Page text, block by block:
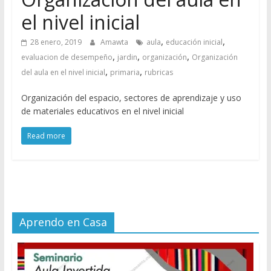
el nivel inicial
28 enero, 2019 Amawta aula, educación inicial,
evaluacion de desempeño, jardin, organización, Organización
del aula en el nivel inicial, primaria, rubricas
Organización del espacio, sectores de aprendizaje y uso
de materiales educativos en el nivel inicial
Read more
Aprendo en Casa